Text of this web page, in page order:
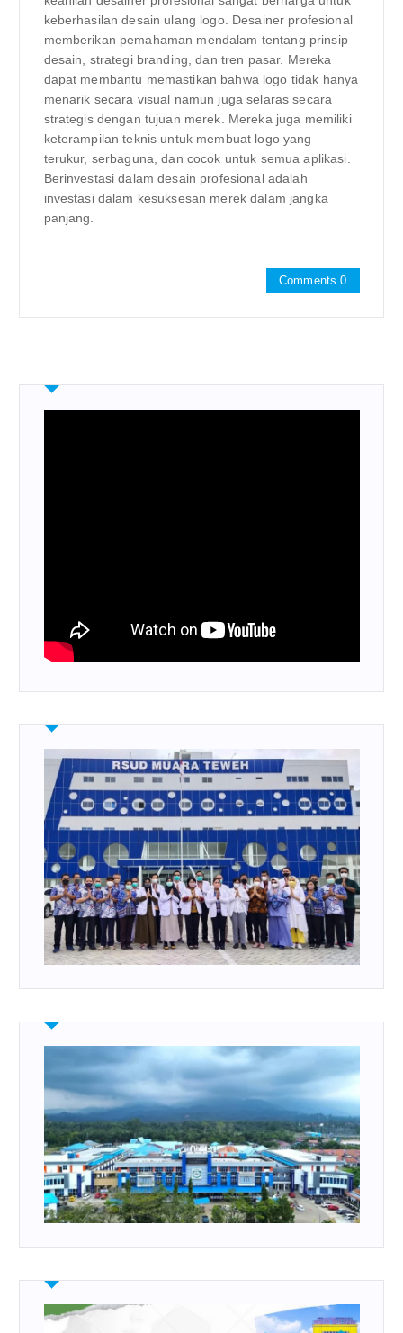
keberhasilan desain ulang logo. Desainer profesional
memberikan pemahaman mendalam tentang prinsip
desain, strategi branding, dan tren pasar. Mereka
dapat membantu memastikan bahwa logo tidak hanya
menarik secara visual namun juga selaras secara
strategis dengan tujuan merek. Mereka juga memiliki
keterampilan teknis untuk membuat logo yang
terukur, serbaguna, dan cocok untuk semua aplikasi.
Berinvestasi dalam desain profesional adalah
investasi dalam kesuksesan merek dalam jangka
panjang.
Comments 0